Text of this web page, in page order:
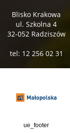
Blisko Krakowa
ul. Szkolna 4
32-052 Radziszów
tel: 12 256 02 31
ue_footer